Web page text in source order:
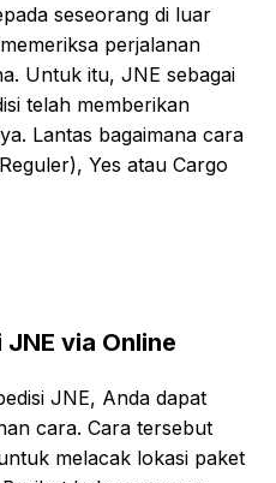
seseorang di luar
perjalanan
Untuk itu, JNE sebagai
telah memberikan
Lantas bagaimana cara
Yes atau Cargo
via Online
JNE, Anda dapat
cara. Cara tersebut
melacak lokasi paket